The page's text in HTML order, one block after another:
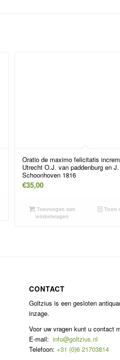
Oratio de maximo felicitatis
Utrecht O.J. van paddenburg en
Schoonhoven 1816
€35,00
Toevoegen aan
winkelwagen
Toon
CONTACT
Goltzius is een gesloten
inzage.
Voor uw vragen kunt u contact
E-mail:info@goltzius.nl
Telefoon: +31 (0)6 21703814